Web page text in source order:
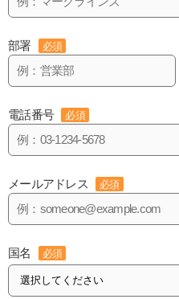
部署 必須
電話番号 必須
メールアドレス 必須
国名 必須